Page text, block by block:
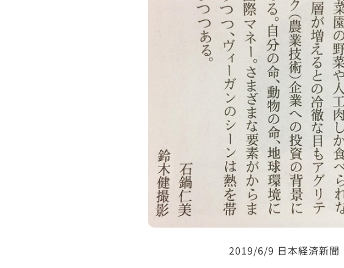
2019/6/9 日本経済新聞